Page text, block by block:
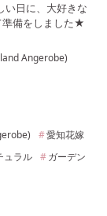
い日に、大好きな
準備をしました★
Angerobe)
愛知花嫁
ュラル
ガーデン